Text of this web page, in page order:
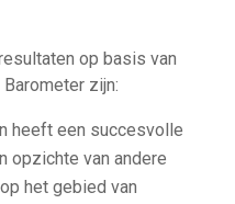
op basis van
zijn:
heeft een succesvolle
opzichte van andere
het gebied van